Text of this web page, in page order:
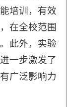
培训，有效
在全校范围
此外，实验
一步激发了
广泛影响力